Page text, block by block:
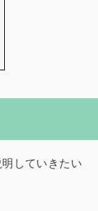
していきたい